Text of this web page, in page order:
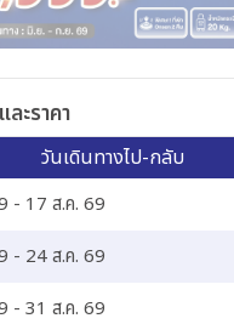
ะราคา
วันเดินทางไป-กลับ
- 17 ส.ค. 69
- 24 ส.ค. 69
- 31 ส.ค. 69